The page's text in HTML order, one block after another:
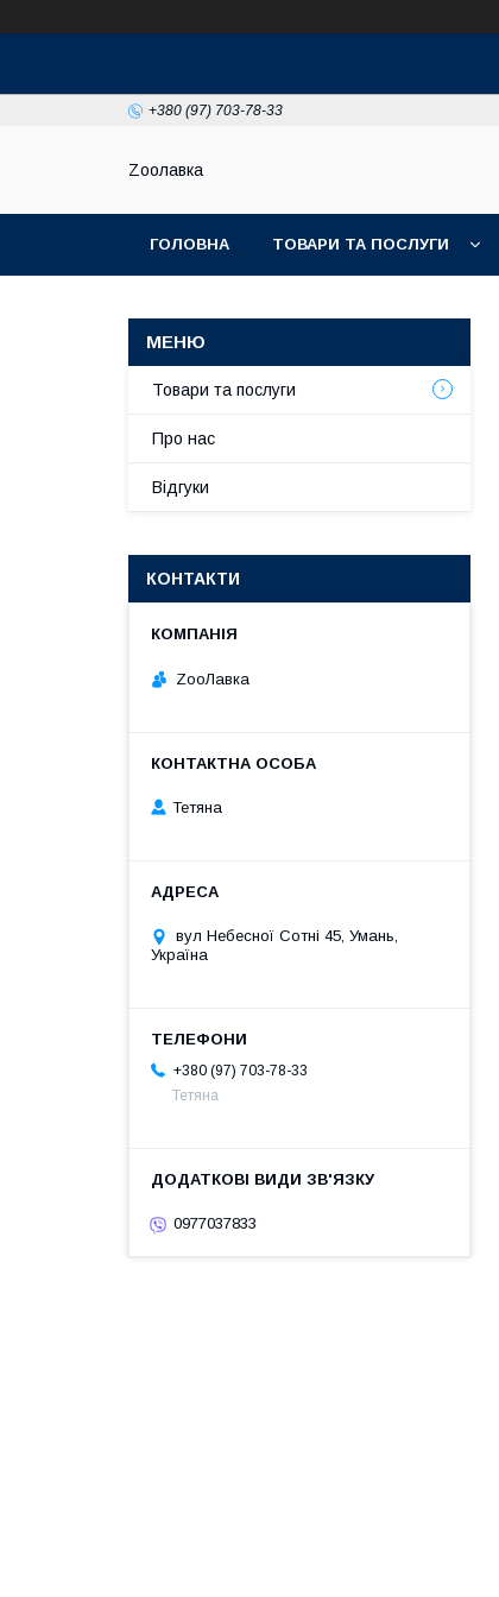
+380 (97) 703-78-33
Zooлавка
ГОЛОВНА ТОВАРИ ТА ПОСЛУГИ
Товари та послуги
Про нас
Відгуки
КОНТАКТИ
ZooЛавка
Тетяна
вул Небесної Сотні 45, Умань,
Україна
+380 (97) 703-78-33
Тетяна
0977037833